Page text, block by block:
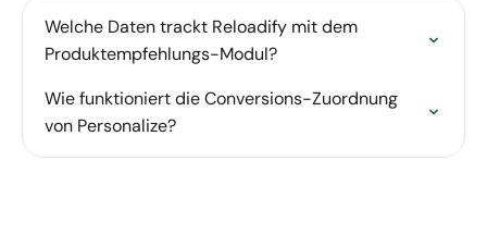
Welche Daten trackt Reloadify mit dem
Produktempfehlungs-Modul?
Wie funktioniert die Conversions-Zuordnung
von Personalize?